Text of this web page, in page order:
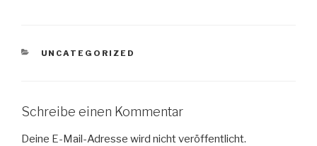
KATEGORIEN
UNCATEGORIZED
Schreibe einen Kommentar
Deine E-Mail-Adresse wird nicht veröffentlicht.